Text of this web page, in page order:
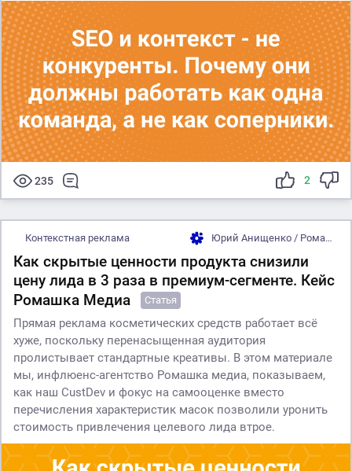
235 2
Контекстная реклама Юрий Анищенко / Ромашка Медиа
Как скрытые ценности продукта снизили
цену лида в 3 раза в премиум-сегменте. Кейс
Ромашка Медиа
Статья
Прямая реклама косметических средств работает всё
хуже, поскольку перенасыщенная аудитория
пролистывает стандартные креативы. В этом материале
мы, инфлюенс-агентство Ромашка медиа, показываем,
как наш CustDev и фокус на самооценке вместо
перечисления характеристик масок позволили уронить
стоимость привлечения целевого лида втрое.